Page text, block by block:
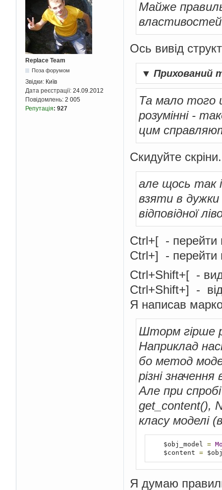
Replace Team
Поза форумом
Звідки: Київ
Дата реєстрації: 24.09.2012
Повідомлень: 2 005
Репутація: 927
Майже
Ось вивід
▼ Прихований
Та мало того
розумінні -
цим
Скидуйте
але щось так
взяти в
відповідної
Ctrl+[ - перейти
Ctrl+] - перейти
Ctrl+Shift+[ -
Ctrl+Shift+] - від
Я написав
Шторм гірше
Наприклад
бо метод
різні
Але при
get_content(),
класу моделі
    $obj_model
=
    $content
=
Я думаю